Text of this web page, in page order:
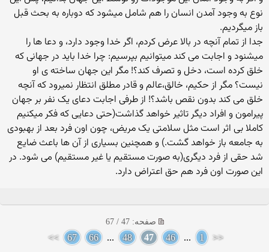
نوع به وجود آمدن انسان را هم شامل میشود که دوباره به بحث قبل
باز میگردیم.
جدا از تمام آنچه در بالا عرض کردم، اگر خدا وجود دارد، و دعا ها را
میشنود و اجابت می کند میتوانیم بپرسیم: چرا خدا باید در جهانی که
خلق کرده است، دخل و تصرف کند؟! مگر این جهان ساخته ی او
نیست؟ مگر از حکیم، خالق،عالم و قادر مطلق انتظار نمیرود که آنچه
خلق می کند بدون نقص باشد؟! از طرفی اجابت دعای یک نفر بر جهان
پیرامون و افراد دیگر تاثیر خواهد گذاشت(حتی دعایی که فکر میکنیم
کاملا بی اثر است مثل سلامتی یک مریض، چون اون فرد بعد از بهبودی
به جامعه باز خواهد گشت.) و همچنین بسیاری از آن ها باعث ضایع
شد حقی از فرد دیگری(به صورت مستقیم یا غیر مستقیم) می شود. در
این صورت اون فرد هم حق اعتراض دارد.
صفحه: 47 / 67
<<
1
...
46
47
48
...
66
67
>>